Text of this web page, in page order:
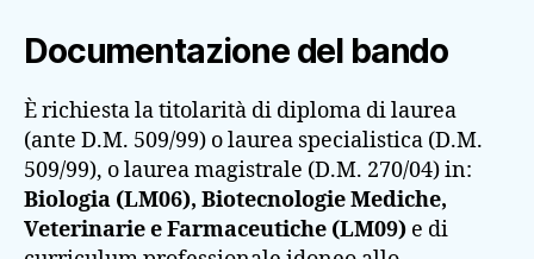
Documentazione del bando
È richiesta la titolarità di diploma di laurea
(ante D.M. 509/99) o laurea specialistica (D.M.
509/99), o laurea magistrale (D.M. 270/04) in:
Biologia (LM06), Biotecnologie Mediche,
Veterinarie e Farmaceutiche (LM09) e di